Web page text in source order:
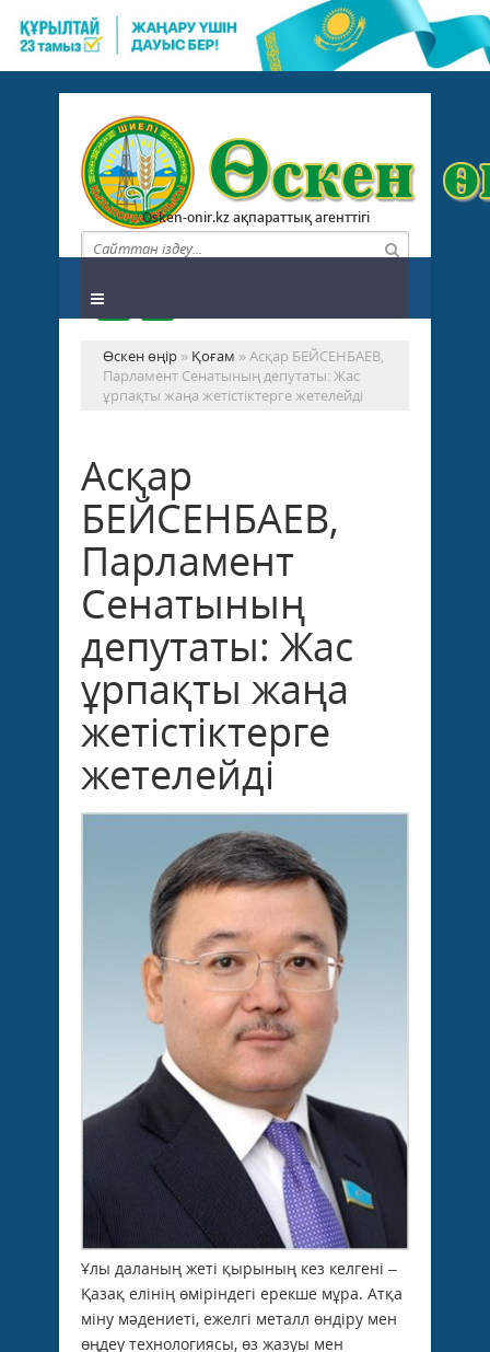
Osken-onir.kz ақпараттық агенттігі
Өскен өңір » Қоғам » Асқар БЕЙСЕНБАЕВ,
Парламент Сенатының депутаты: Жас
ұрпақты жаңа жетістіктерге жетелейді
Асқар
БЕЙСЕНБАЕВ,
Парламент
Сенатының
депутаты: Жас
ұрпақты жаңа
жетістіктерге
жетелейді
Ұлы даланың жеті қырының кез келгені –
Қазақ елінің өміріндегі ерекше мұра. Атқа
міну мәдениеті, ежелгі металл өндіру мен
өңдеу технологиясы, өз жазуы мен